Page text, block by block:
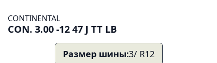
CONTINENTAL
CON. 3.00 -12 47 J TT LB
Размер шины:3/ R12